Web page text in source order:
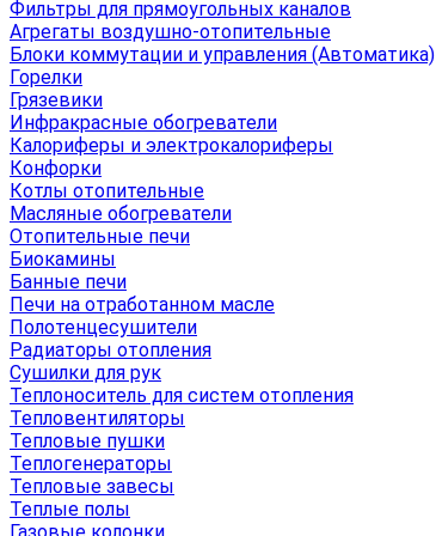
Фильтры для прямоугольных каналов
Агрегаты воздушно-отопительные
Блоки коммутации и управления (Автоматика)
Горелки
Грязевики
Инфракрасные обогреватели
Калориферы и электрокалориферы
Конфорки
Котлы отопительные
Масляные обогреватели
Отопительные печи
Биокамины
Банные печи
Печи на отработанном масле
Полотенцесушители
Радиаторы отопления
Сушилки для рук
Теплоноситель для систем отопления
Тепловентиляторы
Тепловые пушки
Теплогенераторы
Тепловые завесы
Теплые полы